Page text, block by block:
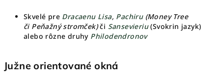
Skvelé pre Dracaenu Lisa, Pachiru (Money Tree
či Peňažný stromček) či Sansevieriu (Svokrin jazyk)
alebo rôzne druhy Philodendronov
Južne orientované okná